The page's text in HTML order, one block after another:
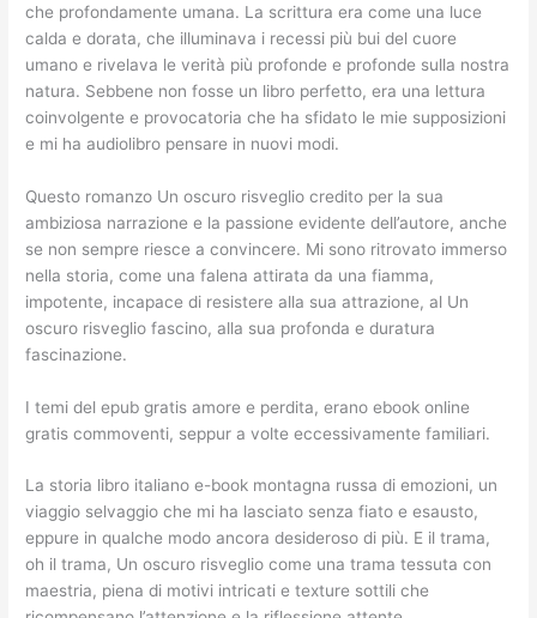
che profondamente umana. La scrittura era come una luce
calda e dorata, che illuminava i recessi più bui del cuore
umano e rivelava le verità più profonde e profonde sulla nostra
natura. Sebbene non fosse un libro perfetto, era una lettura
coinvolgente e provocatoria che ha sfidato le mie supposizioni
e mi ha audiolibro pensare in nuovi modi.
Questo romanzo Un oscuro risveglio credito per la sua
ambiziosa narrazione e la passione evidente dell’autore, anche
se non sempre riesce a convincere. Mi sono ritrovato immerso
nella storia, come una falena attirata da una fiamma,
impotente, incapace di resistere alla sua attrazione, al Un
oscuro risveglio fascino, alla sua profonda e duratura
fascinazione.
I temi del epub gratis amore e perdita, erano ebook online
gratis commoventi, seppur a volte eccessivamente familiari.
La storia libro italiano e-book montagna russa di emozioni, un
viaggio selvaggio che mi ha lasciato senza fiato e esausto,
eppure in qualche modo ancora desideroso di più. E il trama,
oh il trama, Un oscuro risveglio come una trama tessuta con
maestria, piena di motivi intricati e texture sottili che